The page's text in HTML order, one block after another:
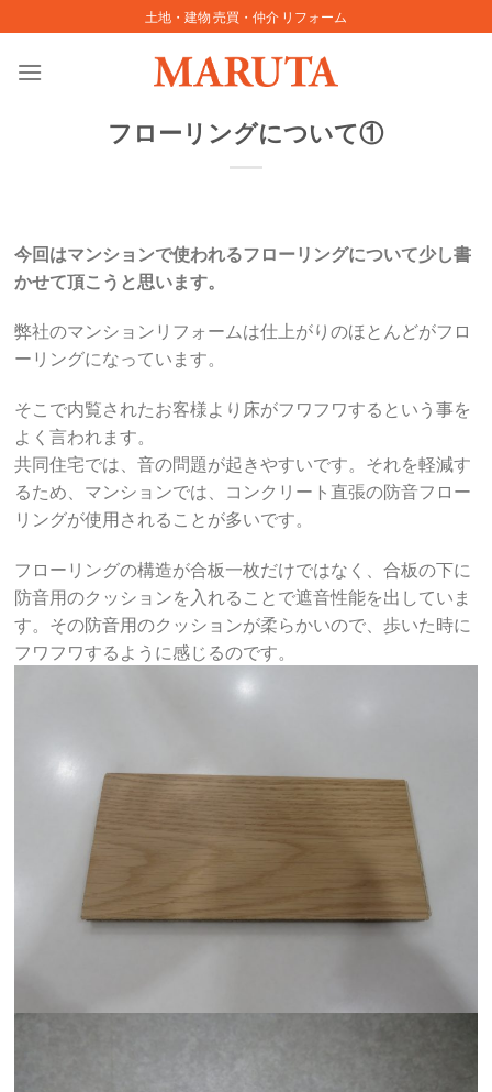
to
content
土地・建物 売買・仲介 リフォーム
フローリングについて①
今回はマンションで使われるフローリングについて少し書
かせて頂こうと思います。
弊社のマンションリフォームは仕上がりのほとんどがフロ
ーリングになっています。
そこで内覧されたお客様より床がフワフワするという事を
よく言われます。
共同住宅では、音の問題が起きやすいです。それを軽減す
るため、マンションでは、コンクリート直張の防音フロー
リングが使用されることが多いです。
フローリングの構造が合板一枚だけではなく、合板の下に
防音用のクッションを入れることで遮音性能を出していま
す。その防音用のクッションが柔らかいので、歩いた時に
フワフワするように感じるのです。